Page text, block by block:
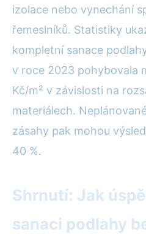
izolace nebo vynechání
řemeslníků. Statistiky
kompletní sanace
v roce 2023 pohybovala
Kč/m² v závislosti na
materiálech.
zásahy pak mohou
40 %.
Shrnutí: Jak
sanaci podlahy